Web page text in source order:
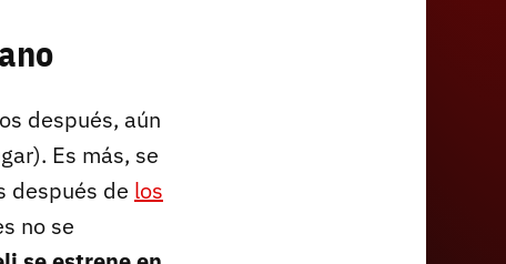
después, aún
Es más, se
después de los
no se